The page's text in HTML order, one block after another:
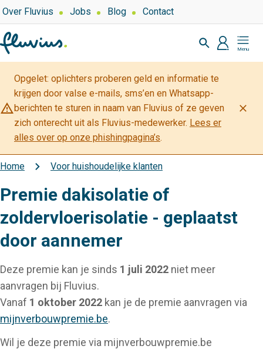
Overslaan
en
naar
de
inhoud
gaan
Top
navigation
Over Fluvius Jobs Blog Contact
Zoeken
profiel
Mijn
Fluvius
warning_amber
Opgelet: oplichters proberen geld en informatie te
krijgen door valse e-mails, sms’en en Whatsapp-
berichten te sturen in naam van Fluvius of ze geven
zich onterecht uit als Fluvius-medewerker. Lees er
alles over op onze phishingpagina’s.
close
Kruimelpad
Home Voor huishoudelijke klanten
Premie dakisolatie of
zoldervloerisolatie - geplaatst
door aannemer
Deze premie kan je sinds 1 juli 2022 niet meer
aanvragen bij Fluvius.
Vanaf 1 oktober 2022 kan je de premie aanvragen via
mijnverbouwpremie.be.
Wil je deze premie via mijnverbouwpremie.be